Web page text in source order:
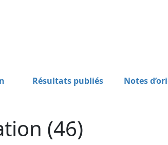
Résultats publiés Notes
(46)